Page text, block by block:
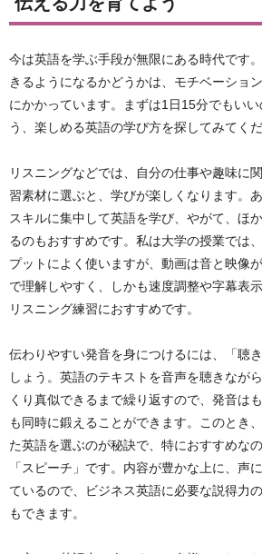
今は英語を学ぶ手段が無限にある時代です
きるようになるかどうかは、モチベーショ
にかかっています。まずは1日15分でもい
う、楽しめる英語の学び方を探してみてくだ
リスニングなどでは、自分の仕事や趣味に
習素材に選ぶと、学びが楽しくなります。
スキルに集中して英語を学び、やがて、ほ
るのもおすすめです。私は大学の授業では
プットによく使いますが、動画は音と映像
で理解しやすく、しかも速度調整や字幕表
リスニング練習におすすめです。
伝わりやすい発音を身につけるには、「聴
しょう。英語のテキストを音声を聴きなが
くり真似できるまで繰り返すので、発音は
も同時に鍛えることができます。このとき
た英語を選ぶのが秘訣で、特におすすめな
「スピーチ」です。内容が豊かな上に、声
ているので、ビジネス英語に必要な説得力
もできます。